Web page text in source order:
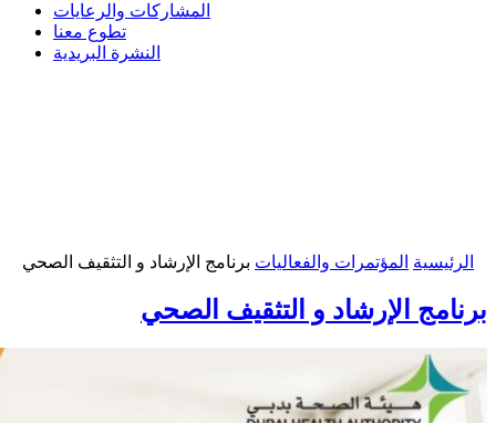
المشاركات والرعايات
تطوع معنا
النشرة البريدية
الرئيسية المؤتمرات والفعاليات برنامج الإرشاد و التثقيف الصحي
برنامج الإرشاد و التثقيف الصحي